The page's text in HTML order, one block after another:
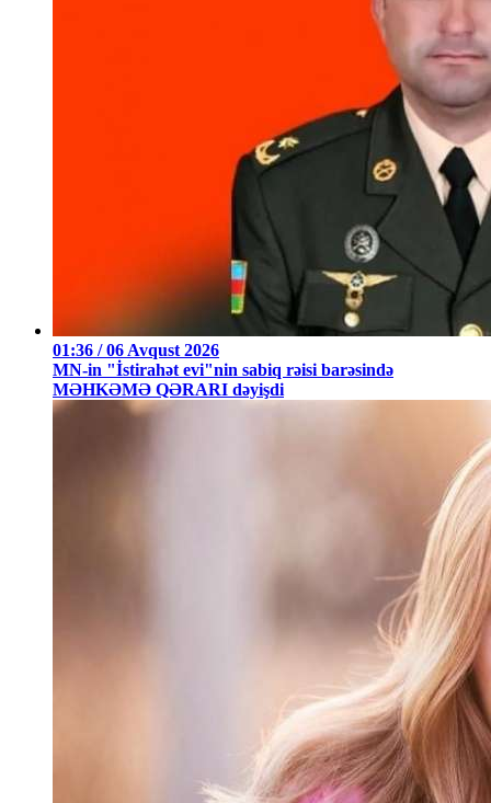
01:36 / 06 Avqust 2026
MN-in "İstirahət evi"nin sabiq rəisi barəsində
MƏHKƏMƏ QƏRARI dəyişdi